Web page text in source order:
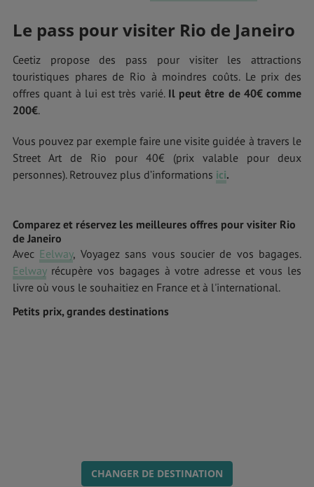
Le pass pour visiter Rio de Janeiro
Ceetiz propose des pass pour visiter les attractions
touristiques phares de Rio à moindres coûts. Le prix des
offres quant à lui est très varié. Il peut être de 40€ comme
200€.
Vous pouvez par exemple faire une visite guidée à travers le
Street Art de Rio pour 40€ (prix valable pour deux
personnes). Retrouvez plus d’informations ici.
Comparez et réservez les meilleures offres pour visiter Rio
de Janeiro
Avec Eelway, Voyagez sans vous soucier de vos bagages.
Eelwayrécupère vos bagages à votre adresse et vous les
livre où vous le souhaitiez en France et à l'international.
Petits prix, grandes destinations
CHANGER DE DESTINATION